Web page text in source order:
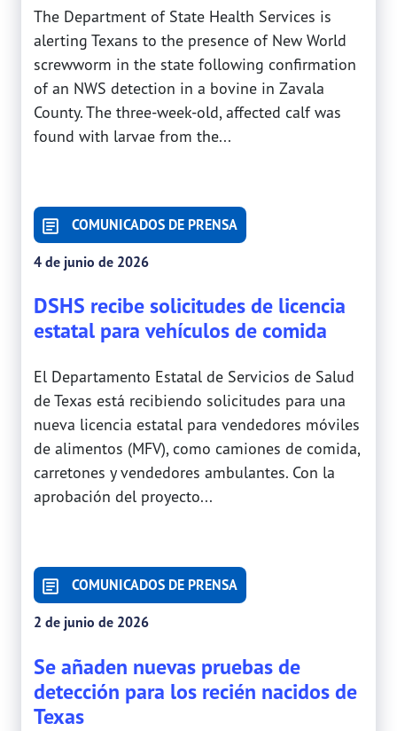
The Department of State Health Services is
alerting Texans to the presence of New World
screwworm in the state following confirmation
of an NWS detection in a bovine in Zavala
County. The three-week-old, affected calf was
found with larvae from the...
COMUNICADOS DE PRENSA
4 de junio de 2026
DSHS recibe solicitudes de licencia
estatal para vehículos de comida
El Departamento Estatal de Servicios de Salud
de Texas está recibiendo solicitudes para una
nueva licencia estatal para vendedores móviles
de alimentos (MFV), como camiones de comida,
carretones y vendedores ambulantes. Con la
aprobación del proyecto...
COMUNICADOS DE PRENSA
2 de junio de 2026
Se añaden nuevas pruebas de
detección para los recién nacidos de
Texas